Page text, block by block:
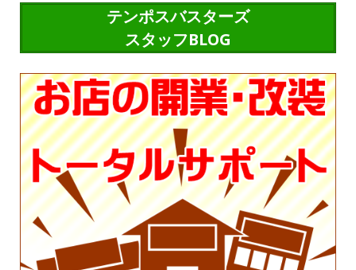
テンポスバスターズ
スタッフBLOG